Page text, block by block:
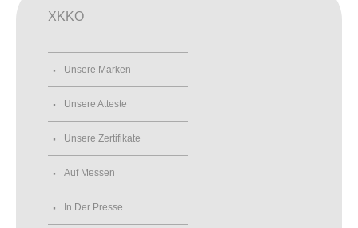
XKKO
Unsere Marken
Unsere Atteste
Unsere Zertifikate
Auf Messen
In Der Presse